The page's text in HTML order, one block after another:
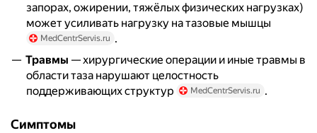
запорах, ожирении, тяжёлых физических нагрузках)
может усиливать нагрузку на тазовые мышцы
MedCentrServis.ru .
Травмы — хирургические операции и иные травмы в
области таза нарушают целостность
поддерживающих структур
MedCentrServis.ru .
Симптомы